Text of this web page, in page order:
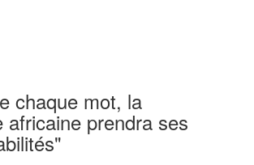
chaque mot, la
africaine prendra ses